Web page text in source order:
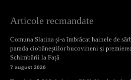
Articole recmandate
Comuna Slatina și-a îmbrăcat hainele de
parada ciobăneștilor bucovineni și
Schimbării la Față
7 august 2026